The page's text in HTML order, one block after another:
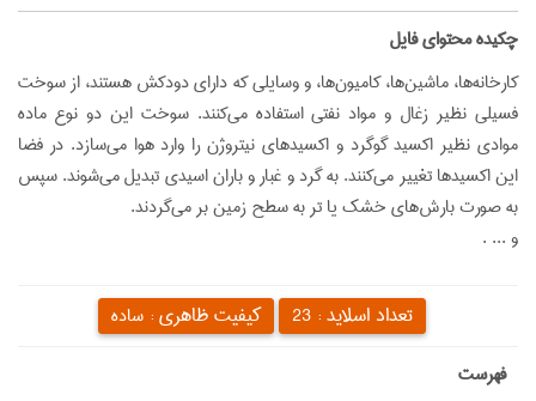
‌چکیده محتوای فایل
کارخانه‌ها، ماشین‌ها، کامیون‌ها، و وسایلی که دارای دودکش هستند، از سوخت
فسیلی نظیر زغال و مواد نفتی استفاده می‌کنند. سوخت این دو نوع ماده
موادی نظیر اکسید گوگرد و اکسیدهای نیتروژن را وارد هوا می‌سازد. در فضا
این اکسیدها تغییر می‌کنند. به گرد و غبار و باران اسیدی تبدیل می‌شوند. سپس
به صورت بارش‌های خشک یا تر به سطح زمین بر می‌گردند.
و ... .
کیفیت ظاهری : ساده تعداد اسلاید : 23
‌فهرست